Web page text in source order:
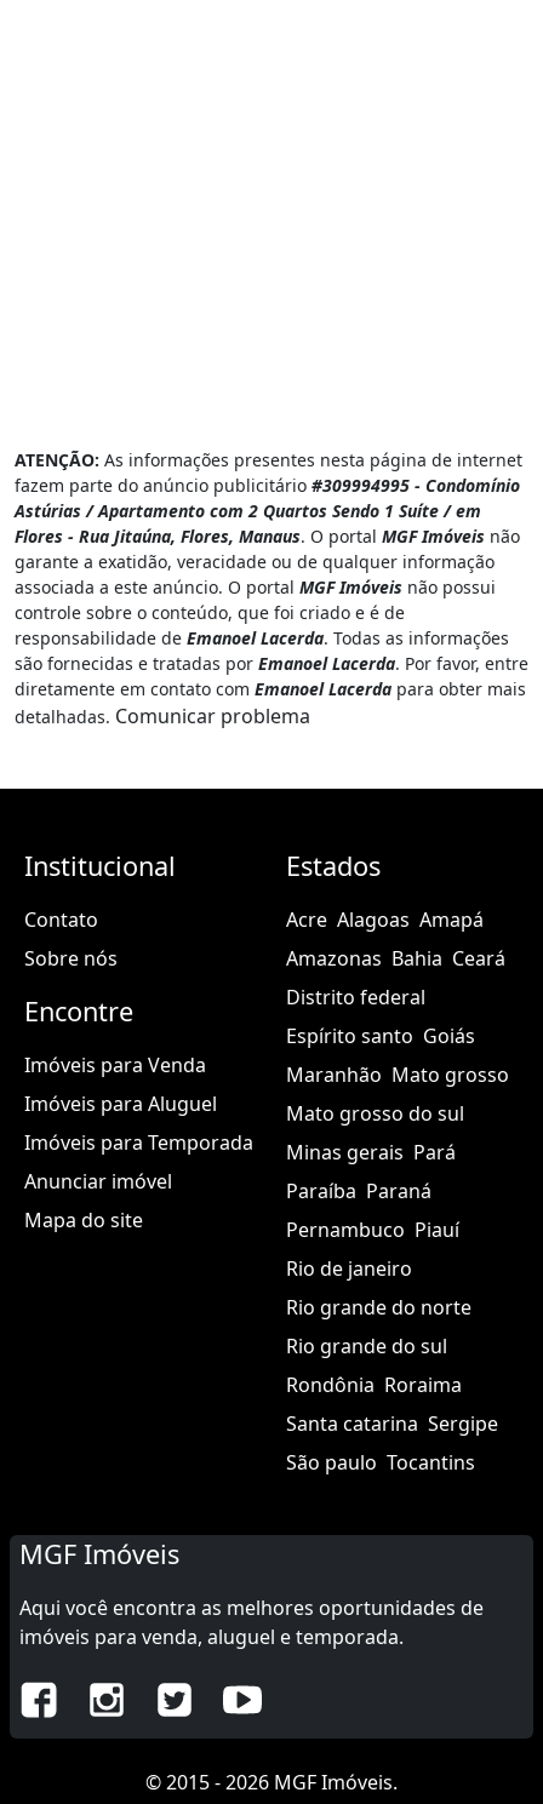
ATENÇÃO: As informações presentes nesta página de internet
fazem parte do anúncio publicitário #309994995 - Condomínio
Astúrias / Apartamento com 2 Quartos Sendo 1 Suíte / em
Flores - Rua Jitaúna, Flores, Manaus. O portal MGF Imóveis não
garante a exatidão, veracidade ou de qualquer informação
associada a este anúncio. O portal MGF Imóveis não possui
controle sobre o conteúdo, que foi criado e é de
responsabilidade de Emanoel Lacerda. Todas as informações
são fornecidas e tratadas por Emanoel Lacerda. Por favor, entre
diretamente em contato com Emanoel Lacerda para obter mais
detalhadas. Comunicar problema
Institucional
Contato
Sobre nós
Encontre
Imóveis para Venda
Imóveis para Aluguel
Imóveis para Temporada
Anunciar imóvel
Mapa do site
Estados
Acre Alagoas Amapá
Amazonas Bahia Ceará
Distrito federal
Espírito santo Goiás
Maranhão Mato grosso
Mato grosso do sul
Minas gerais Pará
Paraíba Paraná
Pernambuco Piauí
Rio de janeiro
Rio grande do norte
Rio grande do sul
Rondônia Roraima
Santa catarina Sergipe
São paulo Tocantins
MGF Imóveis
Aqui você encontra as melhores oportunidades de
imóveis para venda, aluguel e temporada.
© 2015 - 2026 MGF Imóveis.